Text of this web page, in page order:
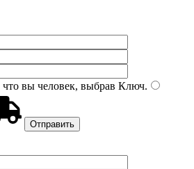
вы человек, выбрав Ключ.